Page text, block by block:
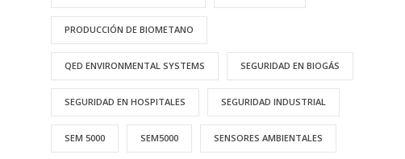
PRODUCCIÓN DE BIOMETANO
QED ENVIRONMENTAL SYSTEMS SEGURIDAD EN BIOGÁS
SEGURIDAD EN HOSPITALES SEGURIDAD INDUSTRIAL
SEM 5000 SEM5000 SENSORES AMBIENTALES